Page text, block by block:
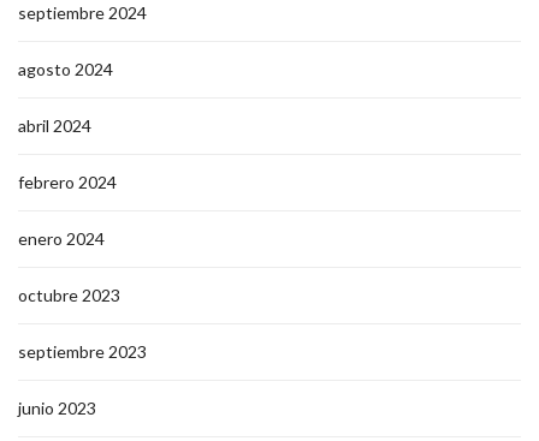
septiembre 2024
agosto 2024
abril 2024
febrero 2024
enero 2024
octubre 2023
septiembre 2023
junio 2023